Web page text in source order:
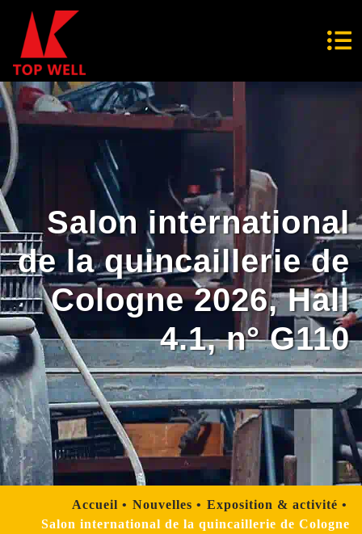
Salon international
de la quincaillerie de
Cologne 2026, Hall
4.1, n° G110
Accueil Nouvelles
Exposition & activité
Salon international de la quincaillerie de Cologne